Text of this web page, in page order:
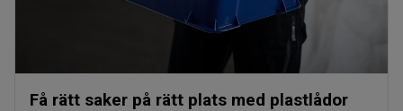
Få rätt saker på rätt plats med plastlådor